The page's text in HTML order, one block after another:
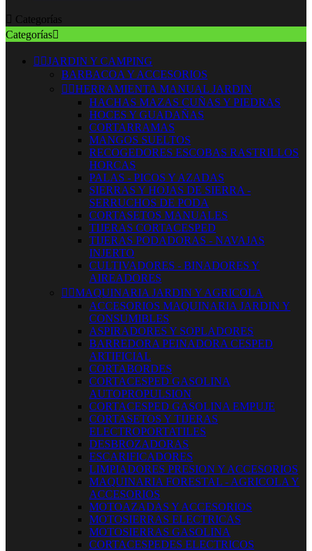
 Categorías
Categorías
 JARDIN Y CAMPING
BARBACOA Y ACCESORIOS
 HERRAMIENTA MANUAL JARDIN
HACHAS MAZAS CUÑAS Y PIEDRAS
HOCES Y GUADAÑAS
CORTARRAMAS
MANGOS SUELTOS
RECOGEDORES ESCOBAS RASTRILLOS
HORCAS
PALAS - PICOS Y AZADAS
SIERRAS Y HOJAS DE SIERRA -
SERRUCHOS DE PODA
CORTASETOS MANUALES
TIJERAS CORTACESPED
TIJERAS PODADORAS - NAVAJAS
INJERTO
CULTIVADORES - BINADORES Y
AIREADORES
 MAQUINARIA JARDIN Y AGRICOLA
ACCESORIOS MAQUINARIA JARDIN Y
CONSUMIBLES
ASPIRADORES Y SOPLADORES
BARREDORA PEINADORA CESPED
ARTIFICIAL
CORTABORDES
CORTACESPED GASOLINA
AUTOPROPULSION
CORTACESPED GASOLINA EMPUJE
CORTASETOS Y TIJERAS
ELECTROPORTATILES
DESBROZADORAS
ESCARIFICADORES
LIMPIADORES PRESION Y ACCESORIOS
MAQUINARIA FORESTAL - AGRICOLA Y
ACCESORIOS
MOTOAZADAS Y ACCESORIOS
MOTOSIERRAS ELECTRICAS
MOTOSIERRAS GASOLINA
CORTACESPEDES ELECTRICOS